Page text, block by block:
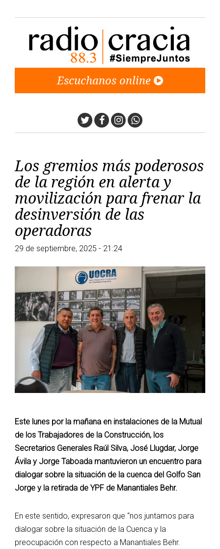
Escuchanos online
TwitterFacebook
Instagram
Whatsapp
Los gremios más poderosos
de la región en alerta y
movilización para frenar la
desinversión de las
operadoras
29 de septiembre, 2025 - 21:24
Este lunes por la mañana en instalaciones de la Mutual
de los Trabajadores de la Construcción, los
Secretarios Generales Raúl Silva, José Llugdar, Jorge
Ávila y Jorge Taboada mantuvieron un encuentro para
dialogar sobre la situación de la cuenca del Golfo San
Jorge y la retirada de YPF de Manantiales Behr.
En este sentido, expresaron que “nos juntamos para
dialogar sobre la situación de la Cuenca y la
preocupación con respecto a Manantiales Behr.